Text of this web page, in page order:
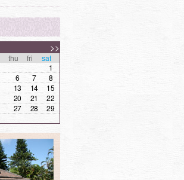
>>
thu fri
sat
1
6 7
8
13 14
15
20 21
22
27 28
29